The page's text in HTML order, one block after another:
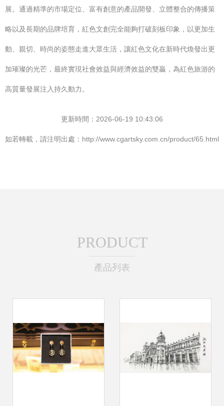
展。通過精準的市場定位、富有創意的產品開發、立體整合的傳播策
略以及長期的品牌培育，紅色文創完全能夠打破刻板印象，以更加生
動、親切、時尚的姿態走進大眾生活，讓紅色文化在新時代煥發出更
加璀璨的光芒，最終實現社會效益與經濟效益的雙贏，為紅色旅游的
高質量發展注入持久動力。
更新時間：2026-06-19 10:43:06
如若轉載，請注明出處：http://www.cgartsky.com.cn/product/65.html
PRODUCT
產品列表